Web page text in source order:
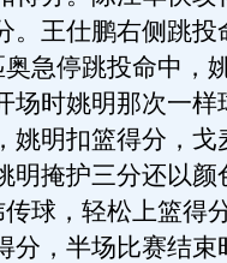
。王仕鹏右侧跳投
急停跳投命中，
场时姚明那次一样
姚明扣篮得分，戈
明掩护三分还以颜
球，轻松上篮得
分，半场比赛结束